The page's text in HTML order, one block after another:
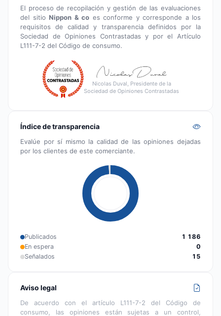
El proceso de recopilación y gestión de las evaluaciones
del sitio Nippon & co es conforme y corresponde a los
requisitos de calidad y transparencia definidos por la
Sociedad de Opiniones Contrastadas y por el Artículo
L111-7-2 del Código de consumo.
Nicolas Duval, Presidente de la
Sociedad de Opiniones Contrastadas
Índice de transparencia
Evalúe por sí mismo la calidad de las opiniones dejadas
por los clientes de este comerciante.
Publicados
1 186
En espera
0
Señalados
15
Aviso legal
De acuerdo con el artículo L111-7-2 del Código de
consumo, las opiniones están sujetas a un control,